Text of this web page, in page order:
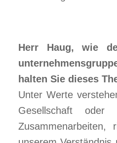
Herr Haug, wie
halten Sie dieses
Unter Werte
Gesellschaft